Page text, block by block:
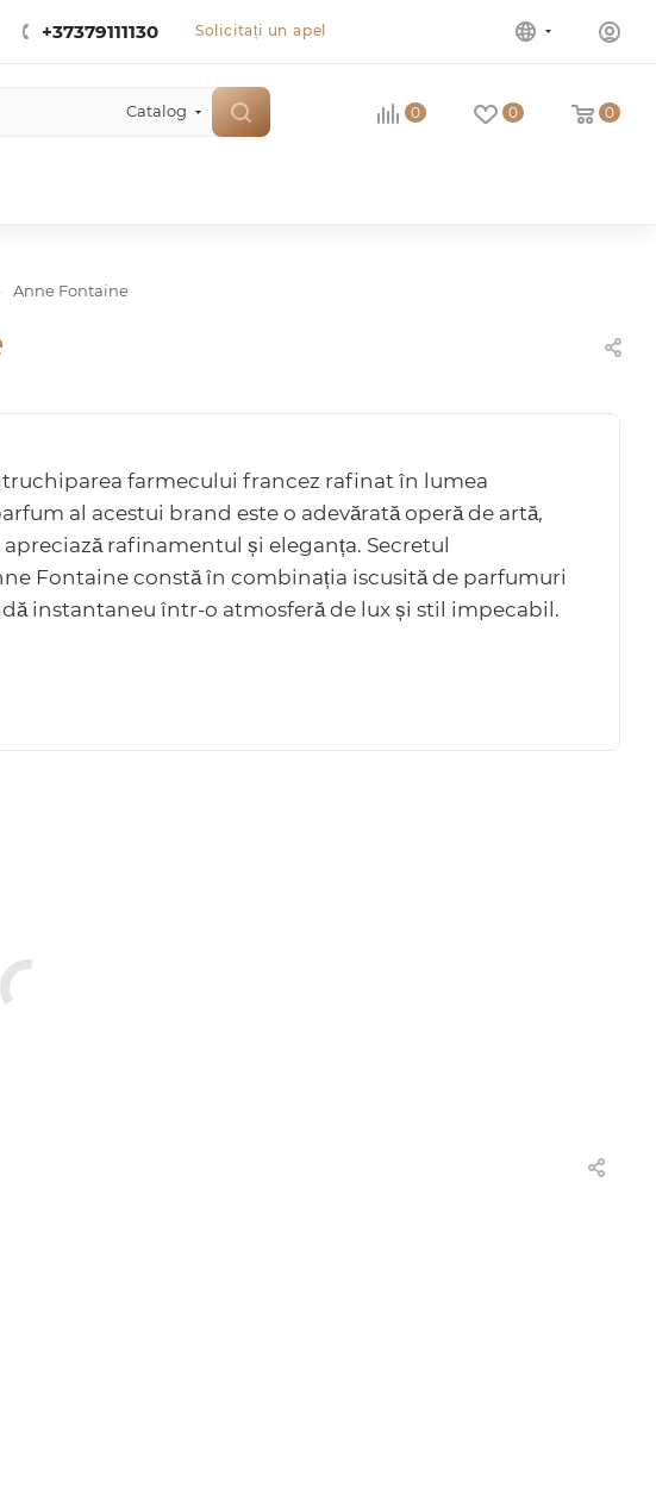
+37379111130 Solicitați un apel
Catalog 0 0 0
Anne Fontaine
farmecului francez rafinat în lumea
al acestui brand este o adevărată operă de artă,
rafinamentul și eleganța. Secretul
Fontaine constă în combinația iscusită de parfumuri
instantaneu într-o atmosferă de lux și stil impecabil.